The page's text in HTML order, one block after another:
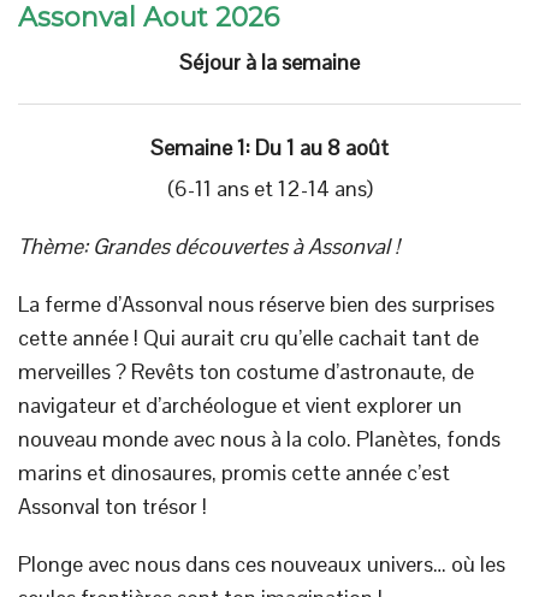
Assonval Aout 2026
Séjour à la semaine
Semaine 1: Du 1 au 8 août
(6-11 ans et 12-14 ans)
Thème: Grandes découvertes à Assonval !
La ferme d’Assonval nous réserve bien des surprises
cette année ! Qui aurait cru qu’elle cachait tant de
merveilles ? Revêts ton costume d’astronaute, de
navigateur et d’archéologue et vient explorer un
nouveau monde avec nous à la colo. Planètes, fonds
marins et dinosaures, promis cette année c’est
Assonval ton trésor !
Plonge avec nous dans ces nouveaux univers… où les